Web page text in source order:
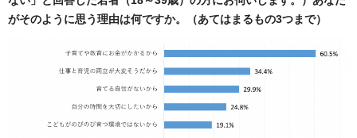
がそのように思う理由は何ですか。（あてはまるもの3つまで）